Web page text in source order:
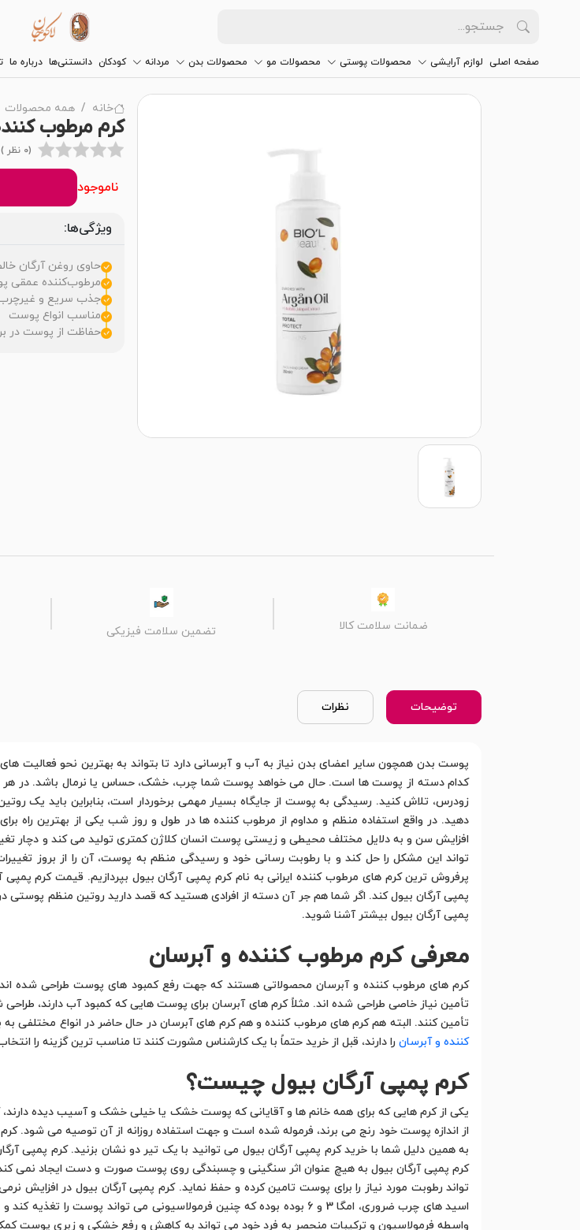
صفحه اصلی لوازم آرایشی محصولات پوستی محصولات مو محصولات بدن مردانه کودکان دانستنی‌ها درباره ما
خانه همه محصولات
کرم مرطوب
(0 نظر )
ناموجود
ویژگی‌ها:
حاوی روغن آرگان
مرطوب‌کننده عمقی
جذب سریع و
مناسب انواع پوست
حفاظت از پوست در
ضمانت سلامت کالا تضمین سلامت فیزیکی
توضیحات نظرات
پوست بدن همچون سایر اعضای بدن نیاز به آب و آبرسانی دارد تا بتواند به بهترین نحو فعالیت
کدام دسته از پوست ها است. حال می خواهد پوست شما چرب، خشک، حساس یا نرمال باشد. در هر
زودرس، تلاش کنید. رسیدگی به پوست از جایگاه بسیار مهمی برخوردار است، بنابراین باید یک
دهید. در واقع استفاده منظم و مداوم از مرطوب کننده ها در طول و روز شب یکی از بهترین راه
افزایش سن و به دلایل مختلف محیطی و زیستی پوست انسان کلاژن کمتری تولید می کند و دچار
تواند این مشکل را حل کند و با رطوبت رسانی خود و رسیدگی منظم به پوست، آن را از بروز
پرفروش ترین کرم های مرطوب کننده ایرانی به نام کرم پمپی آرگان بیول بپردازیم. قیمت کرم
پمپی آرگان بیول کند. اگر شما هم جر آن دسته از افرادی هستید که قصد دارید روتین منظم پوستی
پمپی آرگان بیول بیشتر آشنا شوید.
معرفی کرم مرطوب کننده و آبرسان
کرم های مرطوب کننده و آبرسان محصولاتی هستند که جهت رفع کمبود های پوست طراحی شده اند.
تأمین نیاز خاصی طراحی شده اند. مثلاً کرم های آبرسان برای پوست هایی که کمبود آب دارند،
تأمین کنند. البته هم کرم های مرطوب کننده و هم کرم های آبرسان در حال حاضر در انواع مختلفی
کننده و آبرسانرا دارند، قبل از خرید حتماً با یک کارشناس مشورت کنند تا مناسب ترین گزینه را
کرم پمپی آرگان بیول چیست؟
یکی از کرم هایی که برای همه خانم ها و آقایانی که پوست خشک یا خیلی خشک و آسیب دیده
از اندازه پوست خود رنج می برند، فرموله شده است و جهت استفاده روزانه از آن توصیه می
به همین دلیل شما با خرید کرم پمپی آرگان بیول می توانید با یک تیر دو نشان بزنید. کرم
کرم پمپی آرگان بیول به هیچ عنوان اثر سنگینی و چسبندگی روی پوست صورت و دست ایجاد نمی کند.
تواند رطوبت مورد نیاز را برای پوست تامین کرده و حفظ نماید. کرم پمپی آرگان بیول در افزایش
اسید های چرب ضروری، امگا 3 و 6 بوده بوده که چنین فرمولاسیونی می تواند